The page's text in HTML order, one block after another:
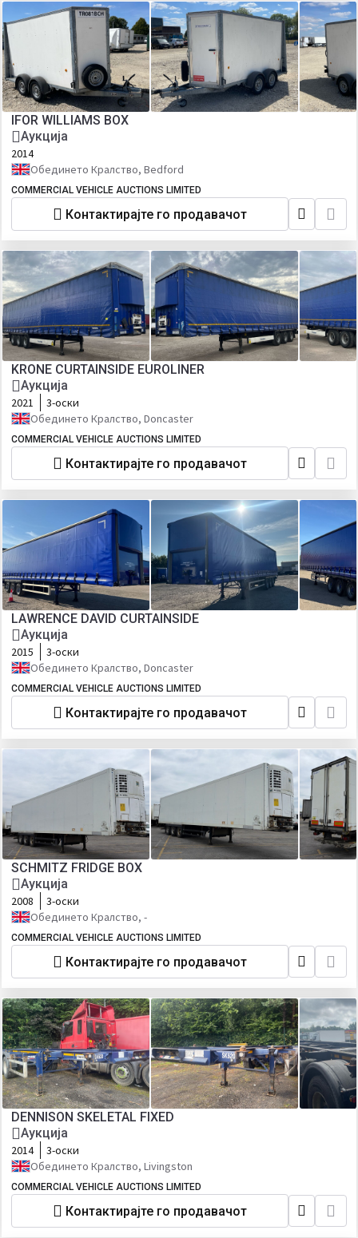
IFOR WILLIAMS BOX
Аукција
2014
Обединето Кралство, Bedford
COMMERCIAL VEHICLE AUCTIONS LIMITED
Контактирајте го продавачот
KRONE CURTAINSIDE EUROLINER
Аукција
2021
3-оски
Обединето Кралство, Doncaster
COMMERCIAL VEHICLE AUCTIONS LIMITED
Контактирајте го продавачот
LAWRENCE DAVID CURTAINSIDE
Аукција
2015
3-оски
Обединето Кралство, Doncaster
COMMERCIAL VEHICLE AUCTIONS LIMITED
Контактирајте го продавачот
SCHMITZ FRIDGE BOX
Аукција
2008
3-оски
Обединето Кралство, -
COMMERCIAL VEHICLE AUCTIONS LIMITED
Контактирајте го продавачот
DENNISON SKELETAL FIXED
Аукција
2014
3-оски
Обединето Кралство, Livingston
COMMERCIAL VEHICLE AUCTIONS LIMITED
Контактирајте го продавачот